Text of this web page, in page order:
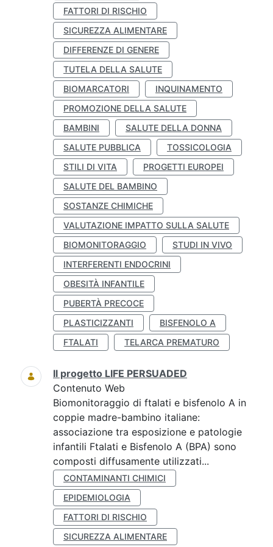
FATTORI DI RISCHIO
SICUREZZA ALIMENTARE
DIFFERENZE DI GENERE
TUTELA DELLA SALUTE
BIOMARCATORI
INQUINAMENTO
PROMOZIONE DELLA SALUTE
BAMBINI
SALUTE DELLA DONNA
SALUTE PUBBLICA
TOSSICOLOGIA
STILI DI VITA
PROGETTI EUROPEI
SALUTE DEL BAMBINO
SOSTANZE CHIMICHE
VALUTAZIONE IMPATTO SULLA SALUTE
BIOMONITORAGGIO
STUDI IN VIVO
INTERFERENTI ENDOCRINI
OBESITÀ INFANTILE
PUBERTÀ PRECOCE
PLASTICIZZANTI
BISFENOLO A
FTALATI
TELARCA PREMATURO
Il progetto LIFE PERSUADED
Contenuto Web
Biomonitoraggio di ftalati e bisfenolo A in
coppie madre-bambino italiane:
associazione tra esposizione e patologie
infantili Ftalati e Bisfenolo A (BPA) sono
composti diffusamente utilizzati...
CONTAMINANTI CHIMICI
EPIDEMIOLOGIA
FATTORI DI RISCHIO
SICUREZZA ALIMENTARE